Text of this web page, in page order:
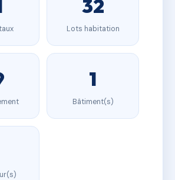
32
Lots habitation
1
Bâtiment(s)